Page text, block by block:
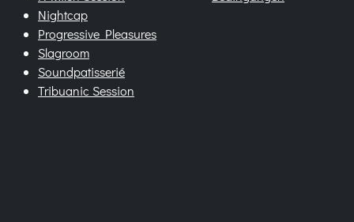
Nightcap
Progressive Pleasures
Slagroom
Soundpatisserié
Tribuanic Session